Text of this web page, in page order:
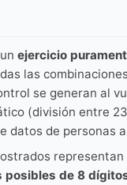
ejercicio
las
se generan al
(división entre
datos de personas
representan
posibles de 8